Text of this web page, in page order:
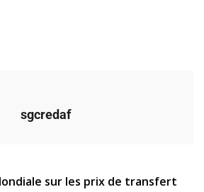
sgcredaf
sur les prix de transfert